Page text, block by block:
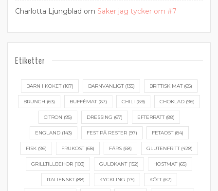
Charlotta Ljungblad om Saker jag tycker om #7
Etiketter
BARN I KÖKET(107) BARNVÄNLIGT(135) BRITTISK MAT(65)
BRUNCH (63) BUFFÉMAT(67) CHILI (69) CHOKLAD (96)
CITRON (95) DRESSING (67) EFTERRÄTT(88)
ENGLAND(143) FEST PÅ RESTER(97) FETAOST(84)
FISK(96) FRUKOST(68) FÄRS(68) GLUTENFRITT(428)
GRILLTILLBEHÖR (103) GULDKANT(152) HÖSTMAT(65)
ITALIENSKT(88) KYCKLING (75) KÖTT(62)